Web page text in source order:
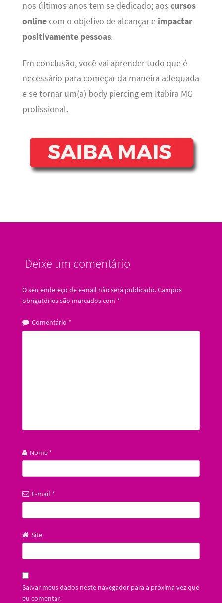
nos últimos anos tem se dedicado; aos cursos
onlinecom o objetivo de alcançar e impactar
positivamente pessoas.
Em conclusão, você vai aprender tudo que é
necessário para começar da maneira adequada
e se tornar um(a) body piercing em Itabira MG
profissional.
Deixe um comentário
O seu endereço de e-mail não será publicado.Campos
obrigatórios são marcados com *
Comentário *
Nome *
E-mail *
Site
Salvar meus dados neste navegador para a próxima vez que
eu comentar.